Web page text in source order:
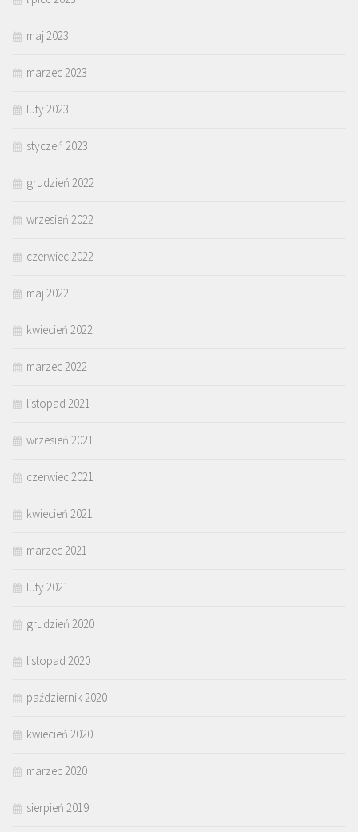
maj 2023
marzec 2023
luty 2023
styczeń 2023
grudzień 2022
wrzesień 2022
czerwiec 2022
maj 2022
kwiecień 2022
marzec 2022
listopad 2021
wrzesień 2021
czerwiec 2021
kwiecień 2021
marzec 2021
luty 2021
grudzień 2020
listopad 2020
październik 2020
kwiecień 2020
marzec 2020
sierpień 2019